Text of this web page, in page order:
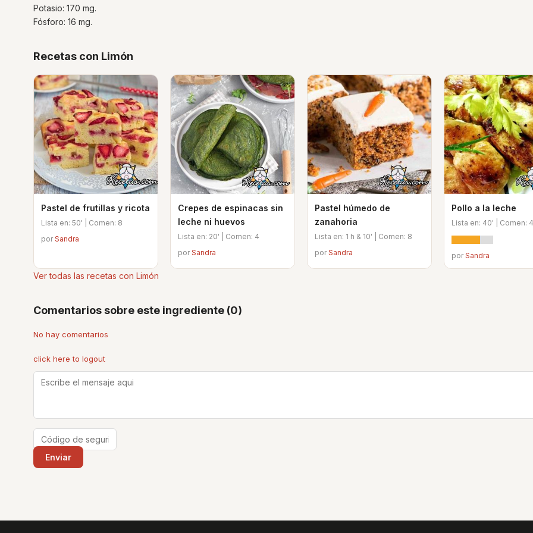
Potasio: 170 mg.
Fósforo: 16 mg.
Recetas con Limón
Pastel de frutillas y ricota
Lista en: 50' | Comen: 8
porSandra
Crepes de espinacas sin
leche ni huevos
Lista en: 20' | Comen: 4
porSandra
Pastel húmedo de
zanahoria
Lista en: 1 h & 10' | Comen: 8
porSandra
Pollo a la leche
Lista en: 40' | Comen: 4
porSandra
Ver todas las recetas con Limón
Comentarios sobre este ingrediente (0)
No hay comentarios
click here to logout